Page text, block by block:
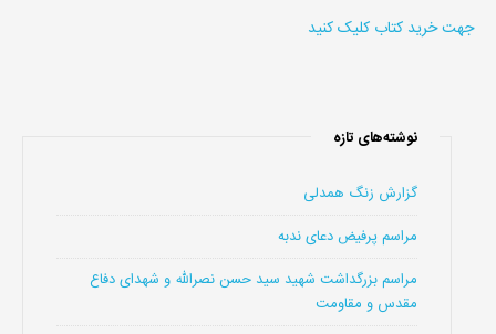
جهت خرید کتاب کلیک کنید
نوشته‌های تازه
گزارش زنگ همدلی
مراسم پرفیض دعای ندبه
مراسم بزرگداشت شهید سید حسن نصرالله و شهدای دفاع
مقدس و مقاومت